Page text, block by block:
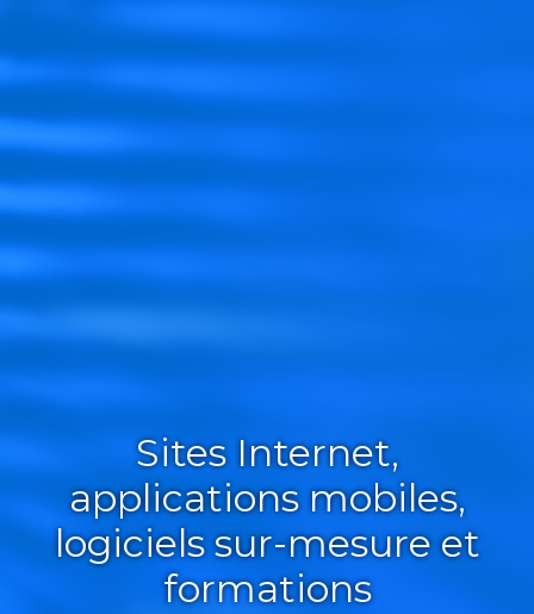
Sites Internet,
applications mobiles,
logiciels sur-mesure et
formations